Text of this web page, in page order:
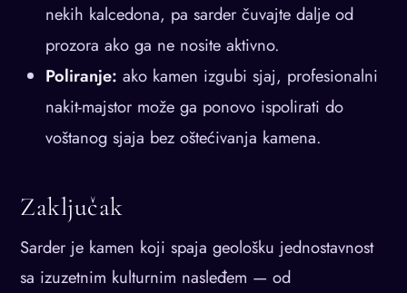
nekih kalcedona, pa sarder čuvajte dalje od
prozora ako ga ne nosite aktivno.
Poliranje: ako kamen izgubi sjaj, profesionalni
nakit-majstor može ga ponovo ispolirati do
voštanog sjaja bez oštećivanja kamena.
Zaključak
Sarder je kamen koji spaja geološku jednostavnost
sa izuzetnim kulturnim nasleđem — od